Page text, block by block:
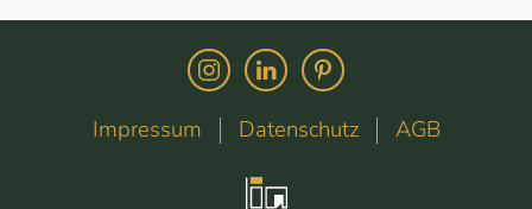
Impressum Datenschutz AGB